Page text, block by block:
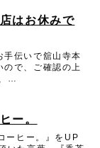
はお休みで
手伝いで舘山寺本
ので、ご確認の上
…
ー。
ーヒー。』をUP